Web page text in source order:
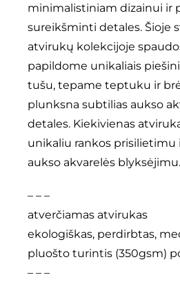
minimalistiniam dizainui ir
sureikšminti detales. Šioje
atvirukų kolekcijoje
papildome unikaliais
tušu, tepame teptuku ir
plunksna subtilias aukso
detales. Kiekivienas
unikaliu rankos prisilietimu
aukso akvarelės blyksėjimu.
– – –
atverčiamas atvirukas
ekologiškas, perdirbtas,
pluošto turintis (350gsm)
– – –